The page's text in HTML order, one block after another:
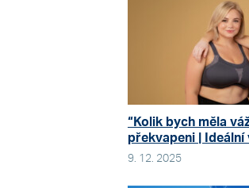
“Kolik bych měla
překvapeni | Ideální
9. 12. 2025